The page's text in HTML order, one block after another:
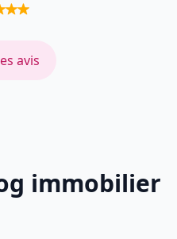
avis
immobilier